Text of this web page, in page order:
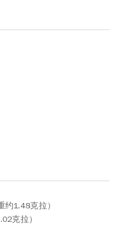
1.48克拉）
克拉）